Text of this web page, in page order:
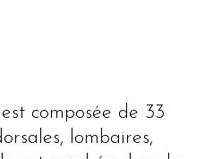
composée de 33
lombaires,